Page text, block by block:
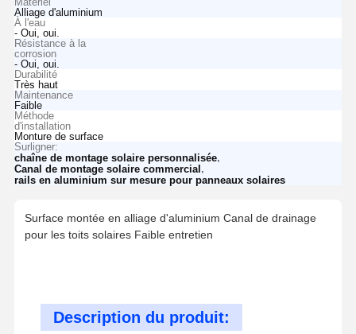
Alliage d'aluminium
À l'eau
- Oui, oui.
Résistance à la
corrosion
- Oui, oui.
Durabilité
Très haut
Maintenance
Faible
Méthode
d'installation
Monture de surface
Surligner:
chaîne de montage solaire personnalisée,
Canal de montage solaire commercial
rails en aluminium sur mesure pour panneaux solaires
Surface montée en alliage d'aluminium Canal de drainage
pour les toits solaires Faible entretien
Description du produit: